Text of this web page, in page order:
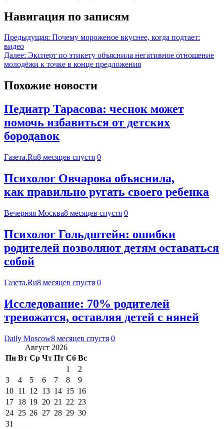
Навигация по записям
Предыдущая: Почему мороженое вкуснее, когда подтает:
видео
Далее: Эксперт по этикету объяснила негативное отношение
молодёжи к точке в конце предложения
Похожие новости
Педиатр Тарасова: чеснок может
помочь избавиться от детских
бородавок
Газета.Ru8 месяцев спустя 0
Психолог Овчарова объяснила,
как правильно ругать своего ребенка
Вечерняя Москва8 месяцев спустя 0
Психолог Гольдштейн: ошибки
родителей позволяют детям оставаться
собой
Газета.Ru8 месяцев спустя 0
Исследование: 70% родителей
тревожатся, оставляя детей с няней
Daily Moscow8 месяцев спустя 0
Август 2026
Пн Вт Ср Чт Пт Сб Вс
1
2
3
4 5 6 7 8
9
10 11 12 13 14 15 16
17 18 19 20 21 22 23
24 25 26 27 28 29 30
31